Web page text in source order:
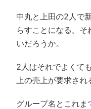
中丸と上田の2人で
らすことになる。
いだろうか。
2人はそれでよくて
上の売上が要求され
グループ名とこれま